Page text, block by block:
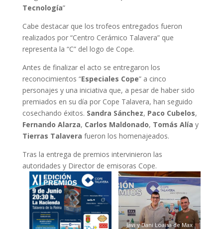
Tecnología”
Cabe destacar que los trofeos entregados fueron
realizados por “Centro Cerámico Talavera” que
representa la “C” del logo de Cope.
Antes de finalizar el acto se entregaron los
reconocimientos “Especiales Cope” a cinco
personajes y una iniciativa que, a pesar de haber sido
premiados en su día por Cope Talavera, han seguido
cosechando éxitos. Sandra Sánchez, Paco Cubelos,
Fernando Alarza, Carlos Maldonado, Tomás Alía y
Tierras Talavera fueron los homenajeados.
Tras la entrega de premios intervinieron las
autoridades y Director de emisoras Cope.
Javi y Dani Loaisa de Max